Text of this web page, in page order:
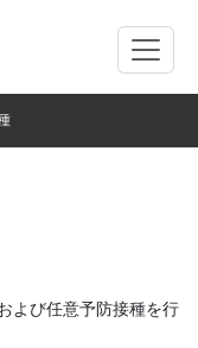
よび任意予防接種を行